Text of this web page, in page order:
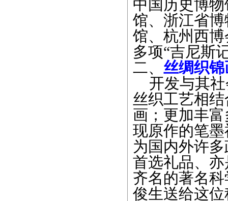
中国历史博
馆、浙江省
馆、杭州西
多项“吉尼斯
二、 丝绸织锦
开发与其社
丝织工艺相
画；更加丰
现原作的笔
为国内外许
首选礼品、
齐名的著名
俊生送给这